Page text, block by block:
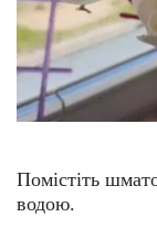
Помістіть
водою.